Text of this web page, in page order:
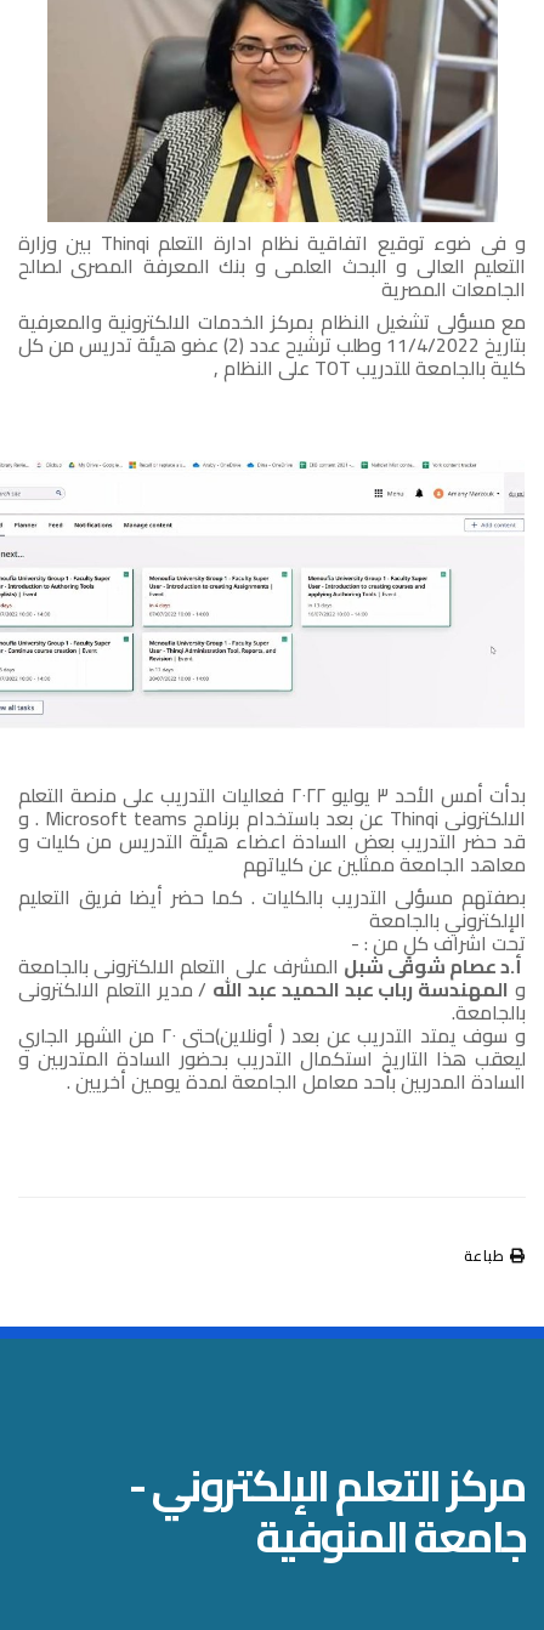
و فى ضوء توقيع اتفاقية نظام ادارة التعلم Thinqi بين وزارة
التعليم العالى و البحث العلمى و بنك المعرفة المصرى لصالح
الجامعات المصرية
مع مسؤلى تشغيل النظام بمركز الخدمات الالكترونية والمعرفية
بتاريخ 11/4/2022 وطلب ترشيح عدد (2) عضو هيئة تدريس من كل
كلية بالجامعة للتدريب TOT على النظام ,
بدأت أمس الأحد ٣ يوليو ٢٠٢٢ فعاليات التدريب على منصة التعلم
الالكترونى Thinqi عن بعد باستخدام برنامج Microsoft teams . و
قد حضر التدريب بعض السادة اعضاء هيئة التدريس من كليات و
معاهد الجامعة ممثلين عن كلياتهم
بصفتهم مسؤلى التدريب بالكليات . كما حضر أيضا فريق التعليم
الإلكتروني بالجامعة
تحت اشراف كلٍ من : -
أ.د عصام شوقى شبل المشرف على التعلم الالكترونى بالجامعة
و المهندسة رباب عبد الحميد عبد الله / مدير التعلم الالكترونى
بالجامعة.
و سوف يمتد التدريب عن بعد ( أونلاين)حتى ٢٠ من الشهر الجاري
ليعقب هذا التاريخ استكمال التدريب بحضور السادة المتدربين و
السادة المدربين بأحد معامل الجامعة لمدة يومين أخريين .
طباعة
مركز التعلم الإلكتروني -
جامعة المنوفية